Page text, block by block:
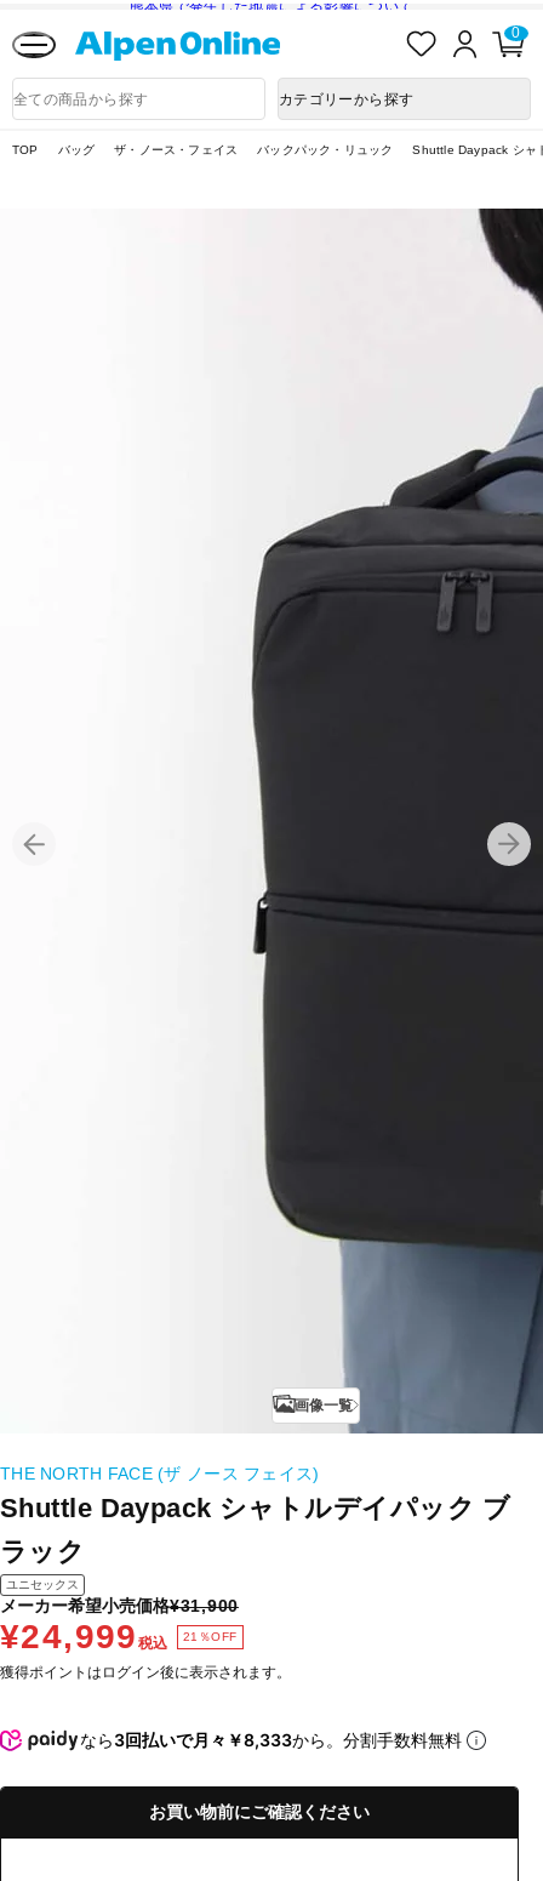
熊本県で発生した地震による影響について
入
ロ
ン
0
品
検
カテゴリーから探す
TOP バッグ ザ・ノース・フェイス バックパック・リュック Shuttle Daypack シャ
画像一覧
THE NORTH FACE (ザ ノース フェイス)
Shuttle Daypack シャトルデイパック ブ
ラック
ユニセックス
メーカー希望小売価格¥31,900
¥24,999 税込 21％OFF
獲得ポイントはログイン後に表示されます。
なら3回払いで月々￥8,333から。分割手数料無料
お買い物前にご確認ください